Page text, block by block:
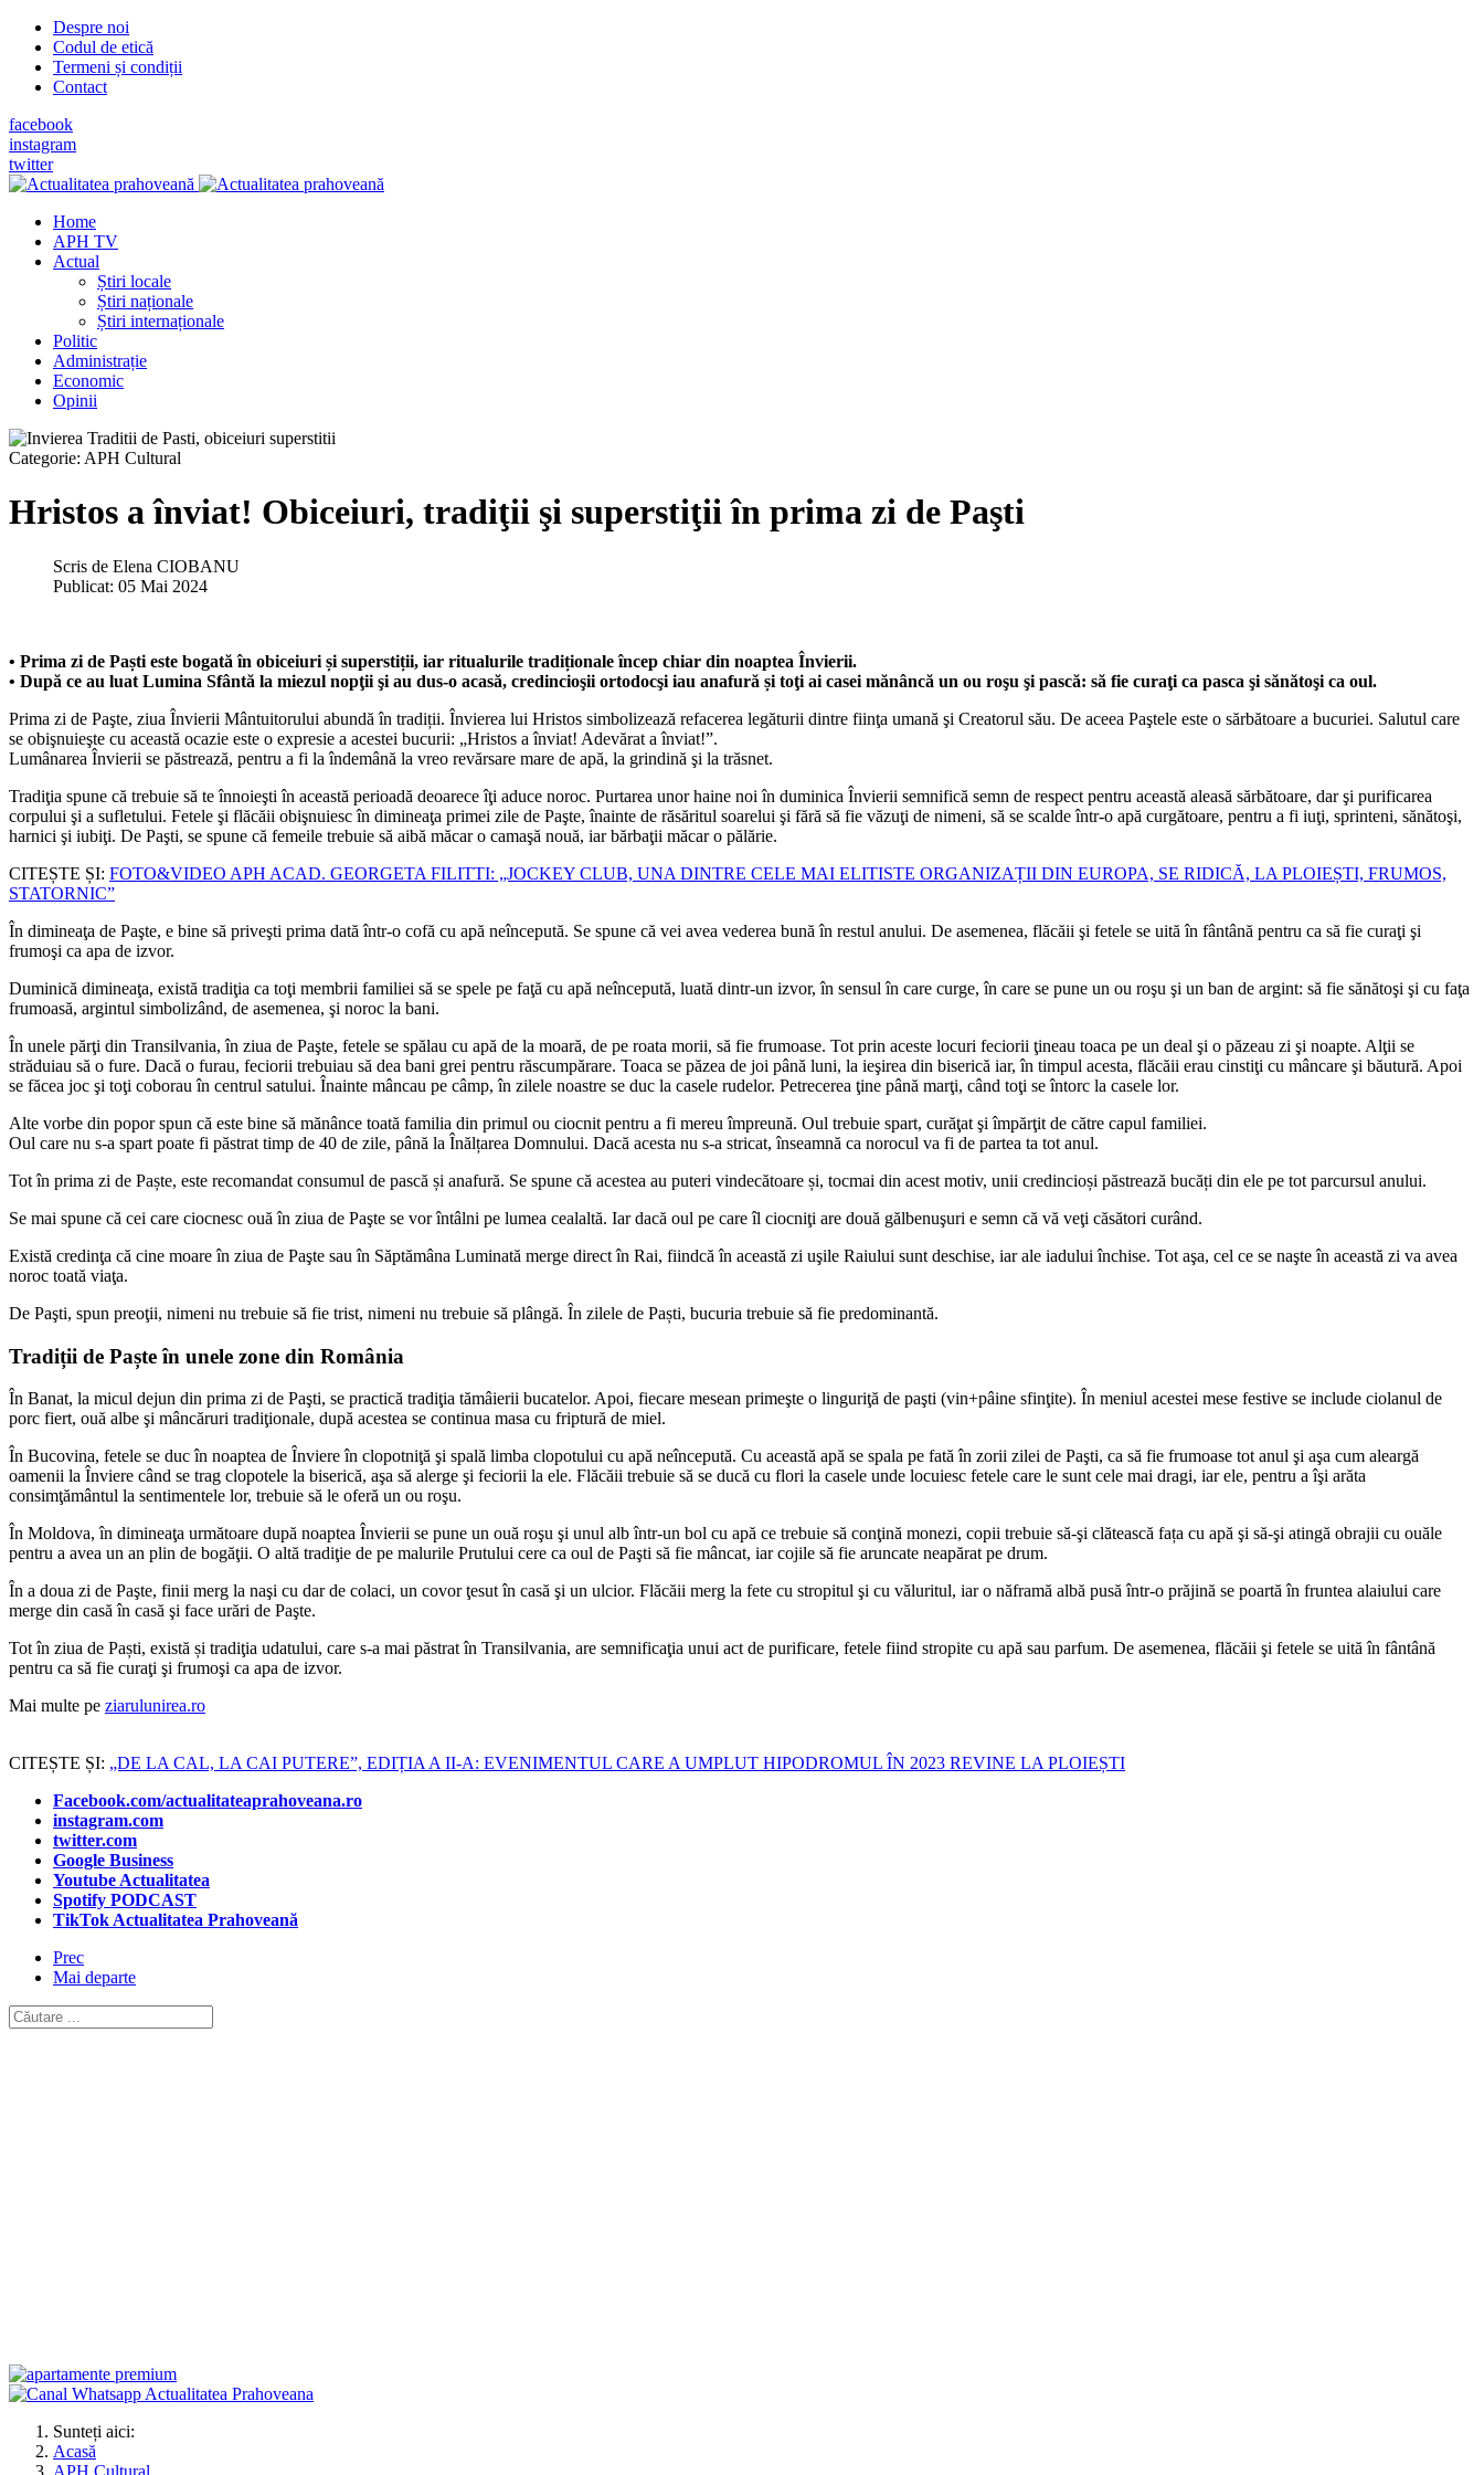
Despre noi
Codul de etică
Termeni și condiții
Contact
facebook
instagram
twitter
Home
APH TV
Actual
Știri locale
Știri naționale
Știri internaționale
Politic
Administrație
Economic
Opinii
Categorie: APH Cultural
Hristos a înviat! Obiceiuri, tradiţii şi superstiţii în prima zi de Paşti
Scris de Elena CIOBANU
Publicat: 05 Mai 2024
• Prima zi de Paști este bogată în obiceiuri și superstiții, iar ritualurile tradiționale încep chiar din noaptea Învierii.
• După ce au luat Lumina Sfântă la miezul nopţii şi au dus-o acasă, credincioşii ortodocşi iau anafură și toţi ai casei mănâncă un ou roşu şi pască: să fie curaţi ca pasca şi sănătoşi ca oul.
Prima zi de Paşte, ziua Învierii Mântuitorului abundă în tradiții. Învierea lui Hristos simbolizează refacerea legăturii dintre fiinţa umană şi Creatorul său. De aceea Paştele este o sărbătoare a bucuriei. Salutul care
se obişnuieşte cu această ocazie este o expresie a acestei bucurii: „Hristos a înviat! Adevărat a înviat!”.
Lumânarea Învierii se păstrează, pentru a fi la îndemână la vreo revărsare mare de apă, la grindină şi la trăsnet.
Tradiţia spune că trebuie să te înnoieşti în această perioadă deoarece îţi aduce noroc. Purtarea unor haine noi în duminica Învierii semnifică semn de respect pentru această aleasă sărbătoare, dar şi purificarea
corpului şi a sufletului. Fetele şi flăcăii obişnuiesc în dimineaţa primei zile de Paşte, înainte de răsăritul soarelui şi fără să fie văzuţi de nimeni, să se scalde într-o apă curgătoare, pentru a fi iuţi, sprinteni, sănătoşi,
harnici şi iubiţi. De Paşti, se spune că femeile trebuie să aibă măcar o camaşă nouă, iar bărbaţii măcar o pălărie.
CITEȘTE ȘI: FOTO&VIDEO APH ACAD. GEORGETA FILITTI: „JOCKEY CLUB, UNA DINTRE CELE MAI ELITISTE ORGANIZAȚII DIN EUROPA, SE RIDICĂ, LA PLOIEȘTI, FRUMOS,
STATORNIC”
În dimineaţa de Paşte, e bine să priveşti prima dată într-o cofă cu apă neîncepută. Se spune că vei avea vederea bună în restul anului. De asemenea, flăcăii şi fetele se uită în fântână pentru ca să fie curaţi şi
frumoşi ca apa de izvor.
Duminică dimineaţa, există tradiţia ca toţi membrii familiei să se spele pe faţă cu apă neîncepută, luată dintr-un izvor, în sensul în care curge, în care se pune un ou roşu şi un ban de argint: să fie sănătoşi şi cu faţa
frumoasă, argintul simbolizând, de asemenea, şi noroc la bani.
În unele părţi din Transilvania, în ziua de Paşte, fetele se spălau cu apă de la moară, de pe roata morii, să fie frumoase. Tot prin aceste locuri feciorii ţineau toaca pe un deal şi o păzeau zi şi noapte. Alţii se
străduiau să o fure. Dacă o furau, feciorii trebuiau să dea bani grei pentru răscumpărare. Toaca se păzea de joi până luni, la ieşirea din biserică iar, în timpul acesta, flăcăii erau cinstiţi cu mâncare şi băutură. Apoi
se făcea joc şi toţi coborau în centrul satului. Înainte mâncau pe câmp, în zilele noastre se duc la casele rudelor. Petrecerea ţine până marţi, când toţi se întorc la casele lor.
Alte vorbe din popor spun că este bine să mănânce toată familia din primul ou ciocnit pentru a fi mereu împreună. Oul trebuie spart, curăţat şi împărţit de către capul familiei.
Oul care nu s-a spart poate fi păstrat timp de 40 de zile, până la Înălțarea Domnului. Dacă acesta nu s-a stricat, înseamnă ca norocul va fi de partea ta tot anul.
Tot în prima zi de Paște, este recomandat consumul de pască și anafură. Se spune că acestea au puteri vindecătoare și, tocmai din acest motiv, unii credincioși păstrează bucăți din ele pe tot parcursul anului.
Se mai spune că cei care ciocnesc ouă în ziua de Paşte se vor întâlni pe lumea cealaltă. Iar dacă oul pe care îl ciocniţi are două gălbenuşuri e semn că vă veţi căsători curând.
Există credinţa că cine moare în ziua de Paşte sau în Săptămâna Luminată merge direct în Rai, fiindcă în această zi uşile Raiului sunt deschise, iar ale iadului închise. Tot aşa, cel ce se naşte în această zi va avea
noroc toată viaţa.
De Paşti, spun preoţii, nimeni nu trebuie să fie trist, nimeni nu trebuie să plângă. În zilele de Paști, bucuria trebuie să fie predominantă.
Tradiții de Paște în unele zone din România
În Banat, la micul dejun din prima zi de Paşti, se practică tradiţia tămâierii bucatelor. Apoi, fiecare mesean primeşte o linguriţă de paşti (vin+pâine sfinţite). În meniul acestei mese festive se include ciolanul de
porc fiert, ouă albe şi mâncăruri tradiţionale, după acestea se continua masa cu friptură de miel.
În Bucovina, fetele se duc în noaptea de Înviere în clopotniţă şi spală limba clopotului cu apă neîncepută. Cu această apă se spala pe fată în zorii zilei de Paşti, ca să fie frumoase tot anul şi aşa cum aleargă
oamenii la Înviere când se trag clopotele la biserică, aşa să alerge şi feciorii la ele. Flăcăii trebuie să se ducă cu flori la casele unde locuiesc fetele care le sunt cele mai dragi, iar ele, pentru a îşi arăta
consimţământul la sentimentele lor, trebuie să le oferă un ou roşu.
În Moldova, în dimineaţa următoare după noaptea Învierii se pune un ouă roşu şi unul alb într-un bol cu apă ce trebuie să conţină monezi, copii trebuie să-şi clătească fața cu apă şi să-şi atingă obrajii cu ouăle
pentru a avea un an plin de bogăţii. O altă tradiţie de pe malurile Prutului cere ca oul de Paşti să fie mâncat, iar cojile să fie aruncate neapărat pe drum.
În a doua zi de Paşte, finii merg la naşi cu dar de colaci, un covor ţesut în casă şi un ulcior. Flăcăii merg la fete cu stropitul şi cu văluritul, iar o năframă albă pusă într-o prăjină se poartă în fruntea alaiului care
merge din casă în casă şi face urări de Paşte.
Tot în ziua de Paști, există și tradiţia udatului, care s-a mai păstrat în Transilvania, are semnificaţia unui act de purificare, fetele fiind stropite cu apă sau parfum. De asemenea, flăcăii şi fetele se uită în fântână
pentru ca să fie curaţi şi frumoşi ca apa de izvor.
Mai multe pe ziarulunirea.ro
CITEȘTE ȘI: „DE LA CAL, LA CAI PUTERE”, EDIȚIA A II-A: EVENIMENTUL CARE A UMPLUT HIPODROMUL ÎN 2023 REVINE LA PLOIEȘTI
Facebook.com/actualitateaprahoveana.ro
instagram.com
twitter.com
Google Business
Youtube Actualitatea
Spotify PODCAST
TikTok Actualitatea Prahoveană
Prec
Mai departe
Sunteți aici:
Acasă